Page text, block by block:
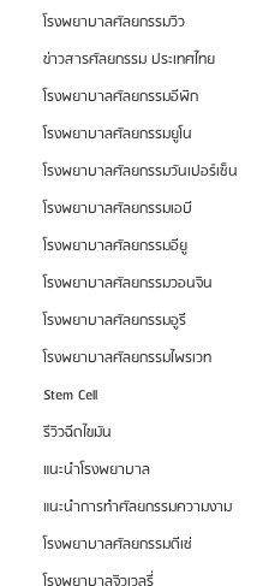
โรงพยาบาลศัลยกรรมวิว
ข่าวสารศัลยกรรม ประเทศไทย
โรงพยาบาลศัลยกรรมอีพิก
โรงพยาบาลศัลยกรรมยูโน
โรงพยาบาลศัลยกรรมวันเปอร์เซ็น
โรงพยาบาลศัลยกรรมเอบี
โรงพยาบาลศัลยกรรมอียู
โรงพยาบาลศัลยกรรมวอนจิน
โรงพยาบาลศัลยกรรมอูรี
โรงพยาบาลศัลยกรรมไพรเวท
Stem Cell
รีวิวฉีดไขมัน
แนะนำโรงพยาบาล
แนะนำการทำศัลยกรรมความงาม
โรงพยาบาลศัลยกรรมดีเซ่